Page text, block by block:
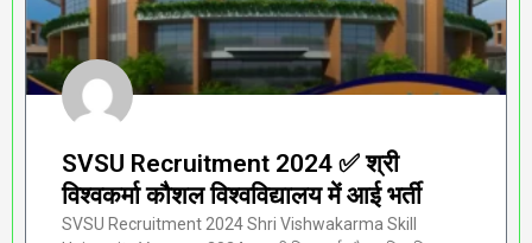
SVSU Recruitment 2024 ✅ श्री
विश्वकर्मा कौशल विश्वविद्यालय में आई भर्ती
SVSU Recruitment 2024 Shri Vishwakarma Skill